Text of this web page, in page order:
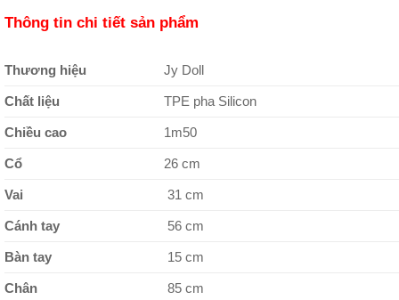
Thông tin chi tiết sản phẩm
Thương hiệu Jy Doll
Chất liệu TPE pha Silicon
Chiều cao 1m50
Cổ 26 cm
Vai 31 cm
Cánh tay 56 cm
Bàn tay 15 cm
Chân 85 cm